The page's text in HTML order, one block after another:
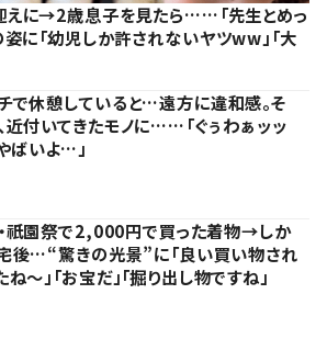
えに→2歳息子を見たら……「先生とめっ
姿に「幼児しか許されないヤツww」「大
で休憩していると…遠方に違和感。そ
近付いてきたモノに……「ぐぅわぁッッ
やばいよ…」
祇園祭で2,000円で買った着物→しか
後…“驚きの光景”に「良い買い物され
ね～」「お宝だ」「掘り出し物ですね」